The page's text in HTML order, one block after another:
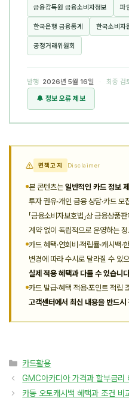
금융감독원 금융소비자정보 파
한국은행 금융통계 한국소비자
공정거래위원회
발행 2026년 5월 16일 · 최종 검
🔔 정보 오류 제보
면책고지 Disclaimer
본 콘텐츠는 일반적인 카드 정보
투자 권유·개인 금융 상담·카드
「금융소비자보호법」상 금융상품
계약 없이 독립적으로 운영하는
카드 혜택·연회비·적립률·캐시백
변경에 따라 수시로 달라질 수 있
실제 적용 혜택과 다를 수 있습니
카드 발급·혜택 적용·포인트 적립
고객센터에서 최신 내용을 반드시
카
테
리
카드활용
GMC아카디아 가격과 할부금리
카동 오토캐시백 혜택과 조건 비